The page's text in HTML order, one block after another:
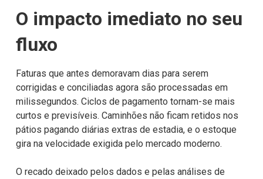
O impacto imediato no seu
fluxo
Faturas que antes demoravam dias para serem
corrigidas e conciliadas agora são processadas em
milissegundos. Ciclos de pagamento tornam-se mais
curtos e previsíveis. Caminhões não ficam retidos nos
pátios pagando diárias extras de estadia, e o estoque
gira na velocidade exigida pelo mercado moderno.
O recado deixado pelos dados e pelas análises de